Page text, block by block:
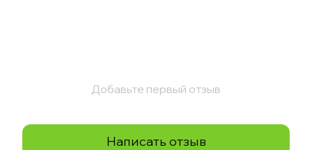
Добавьте первый отзыв
Написать отзыв